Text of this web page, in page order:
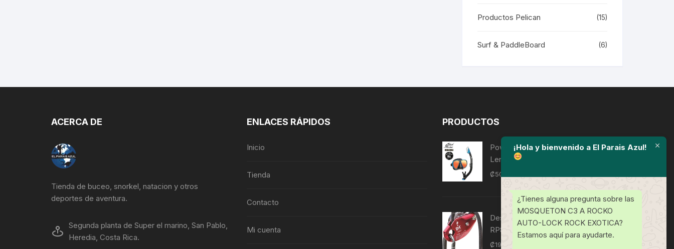
Productos Pelican (15)
Surf & PaddleBoard (6)
ACERCA DE
Tienda de buceo, snorkel, natacion y otros
deportes de aventura.
Segunda planta de Super el marino, San Pablo,
Heredia, Costa Rica.
ENLACES RÁPIDOS
Inicio
Tienda
Contacto
Mi cuenta
PRODUCTOS
Powerview Adult Dry Combo (Mirror
Lens)
₡50,850
Descendedor de trabajo/rescate D4
RP880
₡197,750
¡Hola y bienvenido a El Parais Azul!
¿Tienes alguna pregunta sobre las
MOSQUETON C3 A ROCKO
AUTO-LOCK ROCK EXOTICA?
Estamos aquí para ayudarte.